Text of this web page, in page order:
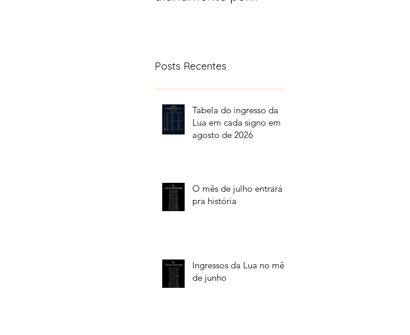
Posts Recentes
Tabela do ingresso da
Lua em cada signo em
agosto de 2026
O mês de julho entrará
pra história
Ingressos da Lua no mês
de junho